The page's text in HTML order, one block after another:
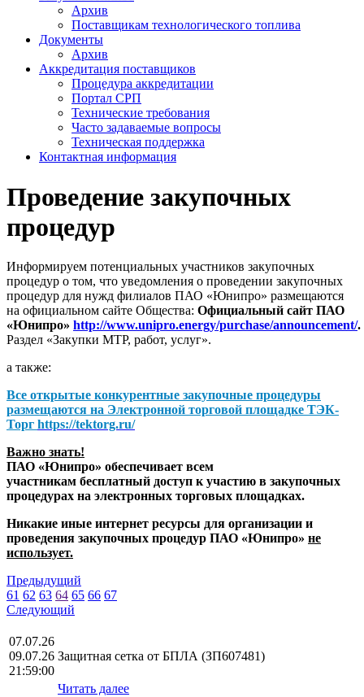
Архив
Поставщикам технологического топлива
Документы
Архив
Аккредитация поставщиков
Процедура аккредитации
Портал СРП
Технические требования
Часто задаваемые вопросы
Техническая поддержка
Контактная информация
Проведение закупочных
процедур
Информируем потенциальных участников закупочных
процедур о том, что уведомления о проведении закупочных
процедур для нужд филиалов ПАО «Юнипро» размещаются
на официальном сайте Общества: Официальный сайт ПАО
«Юнипро» http://www.unipro.energy/purchase/announcement/.
Раздел «Закупки МТР, работ, услуг».
а также:
Все открытые конкурентные закупочные процедуры
размещаются на Электронной торговой площадке ТЭК-
Торг https://tektorg.ru/
Важно знать!
ПАО «Юнипро» обеспечивает всем
участникам бесплатный доступ к участию в закупочных
процедурах на электронных торговых площадках.
Никакие иные интернет ресурсы для организации и
проведения закупочных процедур ПАО «Юнипро» не
использует.
Предыдущий
61 62 63 64 65 66 67
Следующий
07.07.26
09.07.26
21:59:00
Защитная сетка от БПЛА (ЗП607481)
Читать далее